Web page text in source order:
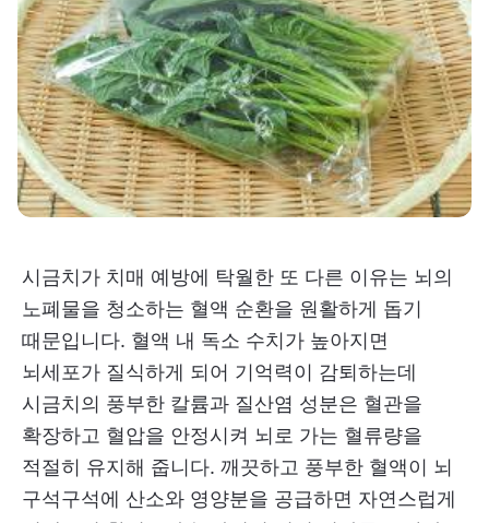
시금치가 치매 예방에 탁월한 또 다른 이유는 뇌의
노폐물을 청소하는 혈액 순환을 원활하게 돕기
때문입니다. 혈액 내 독소 수치가 높아지면
뇌세포가 질식하게 되어 기억력이 감퇴하는데
시금치의 풍부한 칼륨과 질산염 성분은 혈관을
확장하고 혈압을 안정시켜 뇌로 가는 혈류량을
적절히 유지해 줍니다. 깨끗하고 풍부한 혈액이 뇌
구석구석에 산소와 영양분을 공급하면 자연스럽게